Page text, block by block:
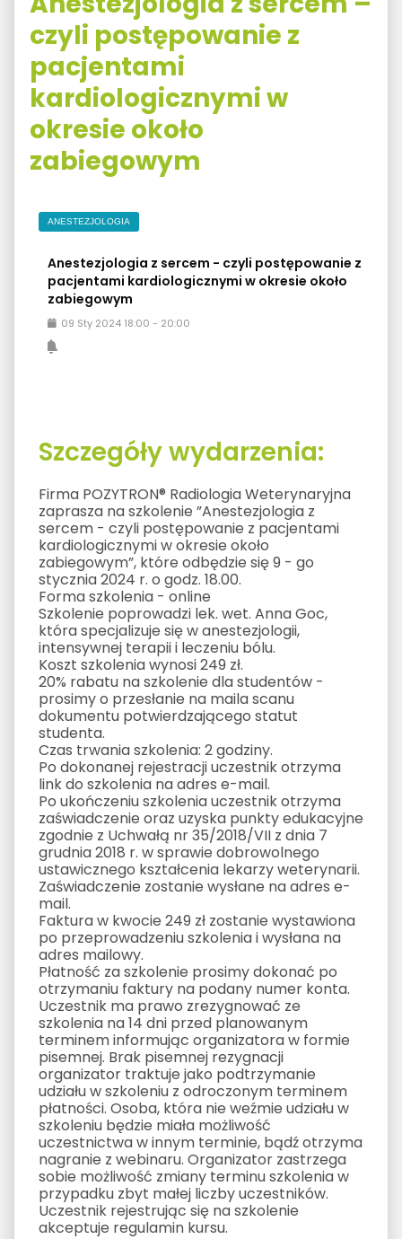
czyli postępowanie z
pacjentami
kardiologicznymi w
okresie około
zabiegowym
ANESTEZJOLOGIA
Anestezjologia z sercem - czyli postępowanie z
pacjentami kardiologicznymi w okresie około
zabiegowym
09 Sty 2024 18:00 - 20:00
Szczegóły wydarzenia:
Firma POZYTRON® Radiologia Weterynaryjna
zaprasza na szkolenie ”Anestezjologia z
sercem - czyli postępowanie z pacjentami
kardiologicznymi w okresie około
zabiegowym”, które odbędzie się 9 - go
stycznia 2024 r. o godz. 18.00.
Forma szkolenia - online
Szkolenie poprowadzi lek. wet. Anna Goc,
która specjalizuje się w anestezjologii,
intensywnej terapii i leczeniu bólu.
Koszt szkolenia wynosi 249 zł.
20% rabatu na szkolenie dla studentów -
prosimy o przesłanie na maila scanu
dokumentu potwierdzającego statut
studenta.
Czas trwania szkolenia: 2 godziny.
Po dokonanej rejestracji uczestnik otrzyma
link do szkolenia na adres e-mail.
Po ukończeniu szkolenia uczestnik otrzyma
zaświadczenie oraz uzyska punkty edukacyjne
zgodnie z Uchwałą nr 35/2018/VII z dnia 7
grudnia 2018 r. w sprawie dobrowolnego
ustawicznego kształcenia lekarzy weterynarii.
Zaświadczenie zostanie wysłane na adres e-
mail.
Faktura w kwocie 249 zł zostanie wystawiona
po przeprowadzeniu szkolenia i wysłana na
adres mailowy.
Płatność za szkolenie prosimy dokonać po
otrzymaniu faktury na podany numer konta.
Uczestnik ma prawo zrezygnować ze
szkolenia na 14 dni przed planowanym
terminem informując organizatora w formie
pisemnej. Brak pisemnej rezygnacji
organizator traktuje jako podtrzymanie
udziału w szkoleniu z odroczonym terminem
płatności. Osoba, która nie weźmie udziału w
szkoleniu będzie miała możliwość
uczestnictwa w innym terminie, bądź otrzyma
nagranie z webinaru. Organizator zastrzega
sobie możliwość zmiany terminu szkolenia w
przypadku zbyt małej liczby uczestników.
Uczestnik rejestrując się na szkolenie
akceptuje regulamin kursu.